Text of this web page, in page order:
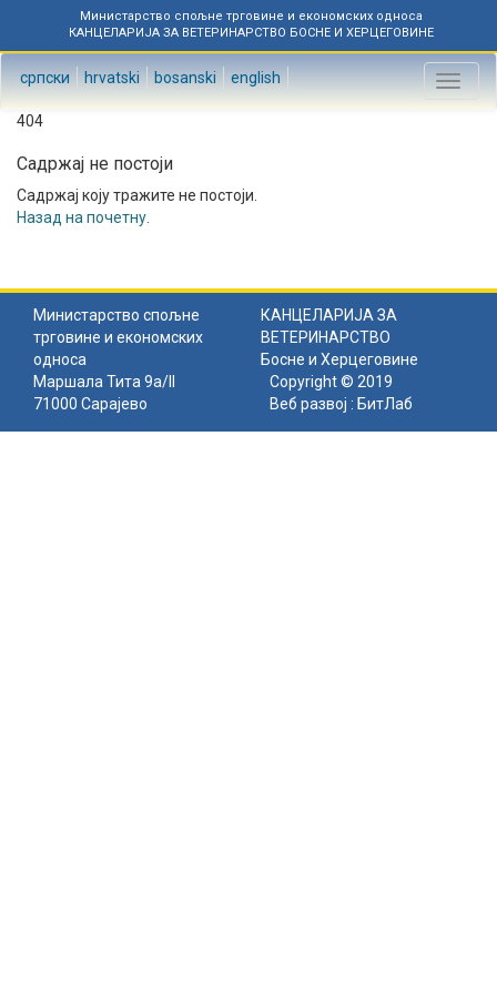
Министарство спољне трговине и економских односа
КАНЦЕЛАРИЈА ЗА ВЕТЕРИНАРСТВО БОСНЕ И ХЕРЦЕГОВИНЕ
српски hrvatski bosanski english
Toggle
404
Садржај не постоји
Садржај коју тражите не постоји.
Назад на почетну
Министарство спољне
трговине и економских
односа
КАНЦЕЛАРИЈА ЗА
ВЕТЕРИНАРСТВО
Босне и Херцеговине
Маршала Тита 9а/II
71000 Сарајево
Copyright © 2019
Веб развој : БитЛаб